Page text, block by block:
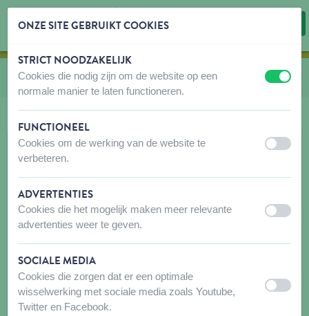
Inhoud overslaan
Taalkeuze overslaan
U bevindt zich hier:
vanKooi accessoires
ONZE SITE GEBRUIKT COOKIES
STRICT NOODZAKELIJK
Cookies die nodig zijn om de website op een
normale manier te laten functioneren.
uit aan
FUNCTIONEEL
Cookies om de werking van de website te
verbeteren.
uit aan
ADVERTENTIES
Cookies die het mogelijk maken meer relevante
advertenties weer te geven.
uit aan
SOCIALE MEDIA
Cookies die zorgen dat er een optimale
wisselwerking met sociale media zoals Youtube,
Twitter en Facebook.
uit aan